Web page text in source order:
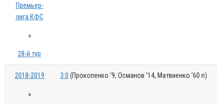
Премьер-
лига КФС
»
28-й тур
2018-2019
»
3:0 (Прокопенко '9, Османов '14, Матвиенко '60 п)